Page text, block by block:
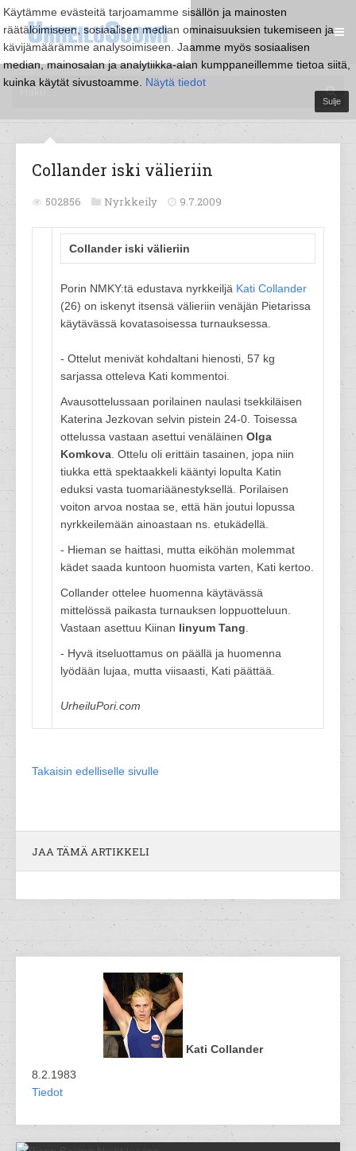
Käytämme evästeitä tarjoamamme sisällön ja mainosten
räätälöimiseen, sosiaalisen median ominaisuuksien tukemiseen ja
kävijämäärämme analysoimiseen. Jaamme myös sosiaalisen
median, mainosalan ja analytiikka-alan kumppaneillemme tietoa siitä,
kuinka käytät sivustoamme. Näytä tiedot
Sulje
Collander iski välieriin
502856 Nyrkkeily 9.7.2009
Collander iski välieriin
Porin NMKY:tä edustava nyrkkeiljä Kati Collander
(26) on iskenyt itsensä välieriin venäjän Pietarissa
käytävässä kovatasoisessa turnauksessa.
- Ottelut menivät kohdaltani hienosti, 57 kg
sarjassa otteleva Kati kommentoi.
Avausottelussaan porilainen naulasi tsekkiläisen
Katerina Jezkovan selvin pistein 24-0. Toisessa
ottelussa vastaan asettui venäläinen Olga
Komkova . Ottelu oli erittäin tasainen, jopa niin
tiukka että spektaakkeli kääntyi lopulta Katin
eduksi vasta tuomariäänestyksellä. Porilaisen
voiton arvoa nostaa se, että hän joutui lopussa
nyrkkeilemään ainoastaan ns. etukädellä.
- Hieman se haittasi, mutta eiköhän molemmat
kädet saada kuntoon huomista varten, Kati kertoo.
Collander ottelee huomenna käytävässä
mittelössä paikasta turnauksen loppuotteluun.
Vastaan asettuu Kiinan linyum Tang
- Hyvä itseluottamus on päällä ja huomenna
lyödään lujaa, mutta viisaasti, Kati päättää.
UrheiluPori.com
Takaisin edelliselle sivulle
JAA TÄMÄ ARTIKKELI
Kati Collander
8.2.1983
Tiedot